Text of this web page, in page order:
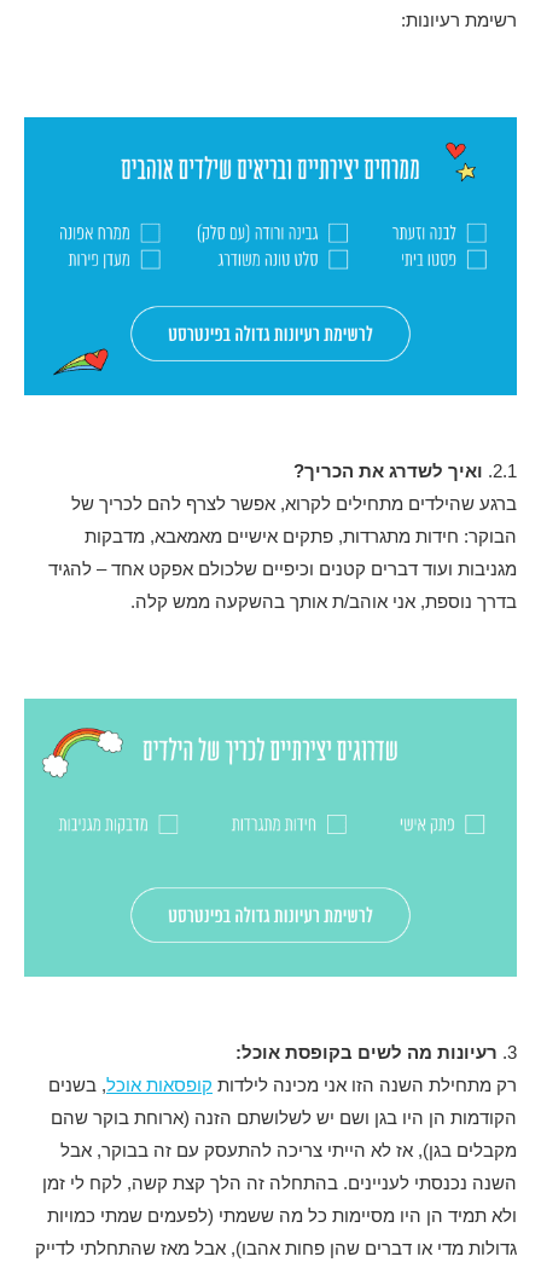
רשימת רעיונות:
2.1.
ואיך לשדרג את הכריך?
ברגע שהילדים מתחילים לקרוא, אפשר לצרף להם לכריך של
הבוקר: חידות מתגרדות, פתקים אישיים מאמאבא, מדבקות
מגניבות ועוד דברים קטנים וכיפיים שלכולם אפקט אחד – להגיד
בדרך נוספת, אני אוהב/ת אותך בהשקעה ממש קלה.
3. רעיונות מה לשים בקופסת אוכל:
רק מתחילת השנה הזו אני מכינה לילדות קופסאות אוכל, בשנים
הקודמות הן היו בגן ושם יש לשלושתם הזנה (ארוחת בוקר שהם
מקבלים בגן), אז לא הייתי צריכה להתעסק עם זה בבוקר, אבל
השנה נכנסתי לעניינים. בהתחלה זה הלך קצת קשה, לקח לי זמן
ולא תמיד הן היו מסיימות כל מה ששמתי (לפעמים שמתי כמויות
גדולות מדי או דברים שהן פחות אהבו), אבל מאז שהתחלתי לדייק